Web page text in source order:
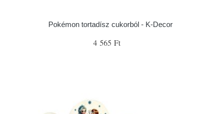
Pokémon tortadísz cukorból - K-Decor
4 565 Ft